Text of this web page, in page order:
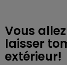
Vous
laisser
extérieur!